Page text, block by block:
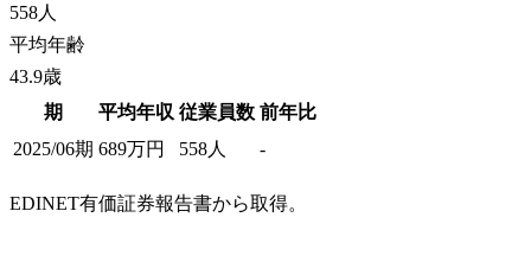
558人
平均年齢
43.9歳
期
平均年収 従業員数 前年比
2025/06期 689万円 558人 -
EDINET有価証券報告書から取得。